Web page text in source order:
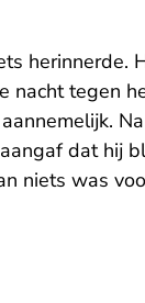
herinnerde.
nacht tegen
dat hij
niets was